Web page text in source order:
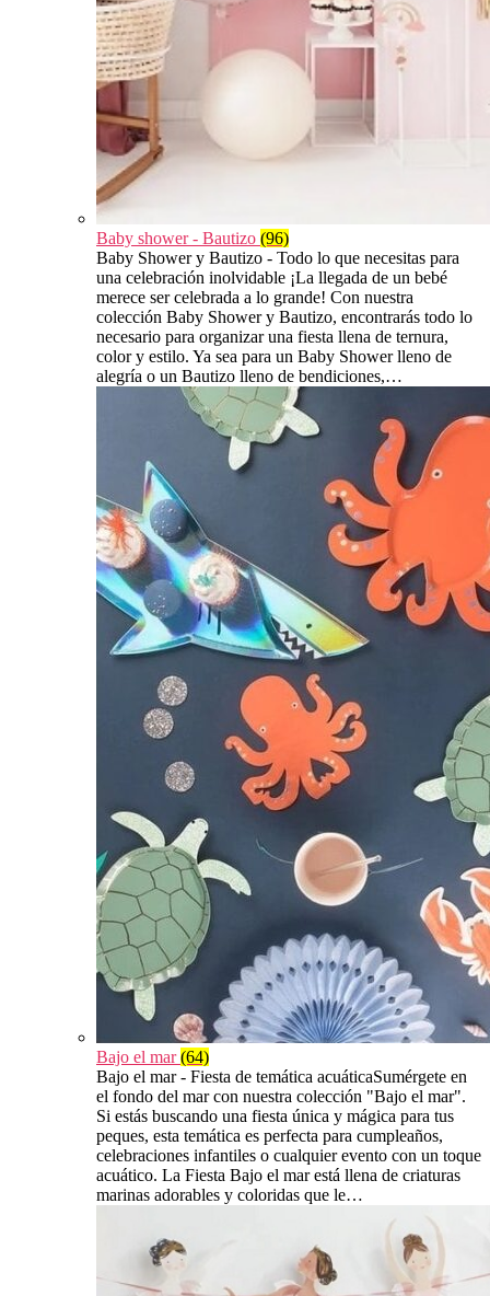
Baby shower - Bautizo (96)
Baby Shower y Bautizo - Todo lo que necesitas para
una celebración inolvidable ¡La llegada de un bebé
merece ser celebrada a lo grande! Con nuestra
colección Baby Shower y Bautizo, encontrarás todo lo
necesario para organizar una fiesta llena de ternura,
color y estilo. Ya sea para un Baby Shower lleno de
alegría o un Bautizo lleno de bendiciones,…
Bajo el mar(64)
Bajo el mar - Fiesta de temática acuáticaSumérgete en
el fondo del mar con nuestra colección "Bajo el mar".
Si estás buscando una fiesta única y mágica para tus
peques, esta temática es perfecta para cumpleaños,
celebraciones infantiles o cualquier evento con un toque
acuático. La Fiesta Bajo el mar está llena de criaturas
marinas adorables y coloridas que le…